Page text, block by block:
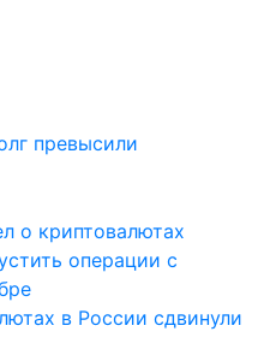
превысили
операции с
в России сдвинули